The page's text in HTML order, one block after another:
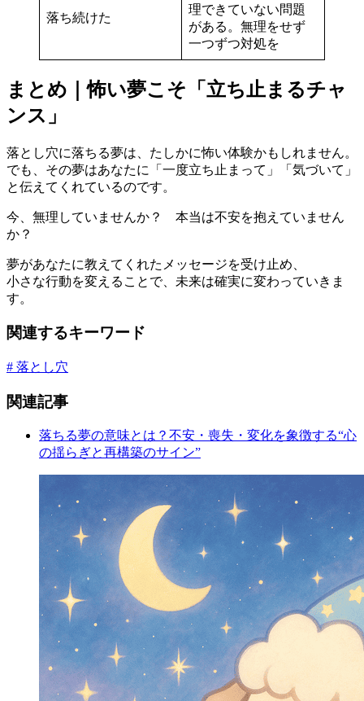
落ち続けた
理できていない問題
がある。無理をせず
一つずつ対処を
まとめ｜怖い夢こそ「立ち止まるチャ
ンス」
落とし穴に落ちる夢は、たしかに怖い体験かもしれません。
でも、その夢はあなたに「一度立ち止まって」「気づいて」
と伝えてくれているのです。
今、無理していませんか？ 本当は不安を抱えていません
か？
夢があなたに教えてくれたメッセージを受け止め、
小さな行動を変えることで、未来は確実に変わっていきま
す。
関連するキーワード
# 落とし穴
関連記事
落ちる夢の意味とは？不安・喪失・変化を象徴する“心
の揺らぎと再構築のサイン”